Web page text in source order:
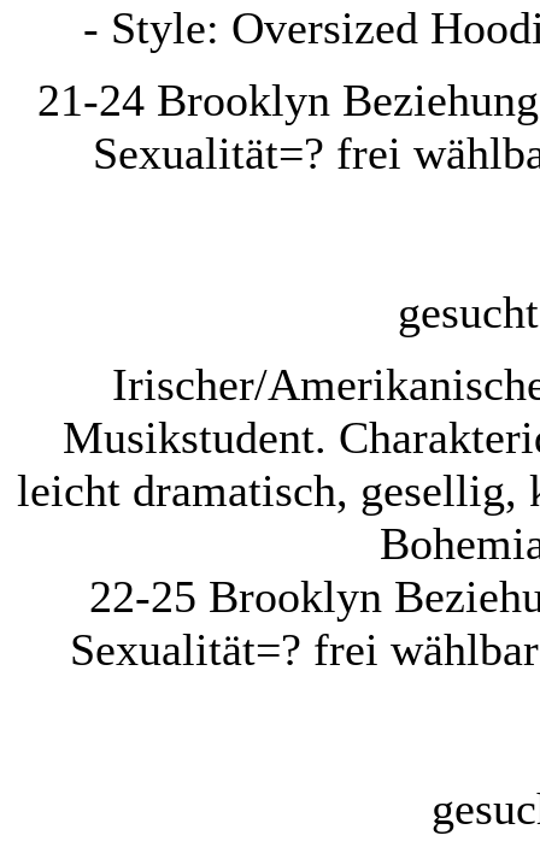
- Style: Oversized
21-24 Brooklyn
Sexualität=? frei
Irischer/
Musikstudent.
leicht dramatisch, gesellig,
22-25 Brooklyn
Sexualität=? frei